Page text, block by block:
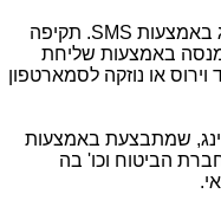
באמצעות SMS. תקיפה
באמצעות שליחת
וירוס או נוזקה לסמארטפון
שמתבצעת באמצעות
הביטוח וכו' בה